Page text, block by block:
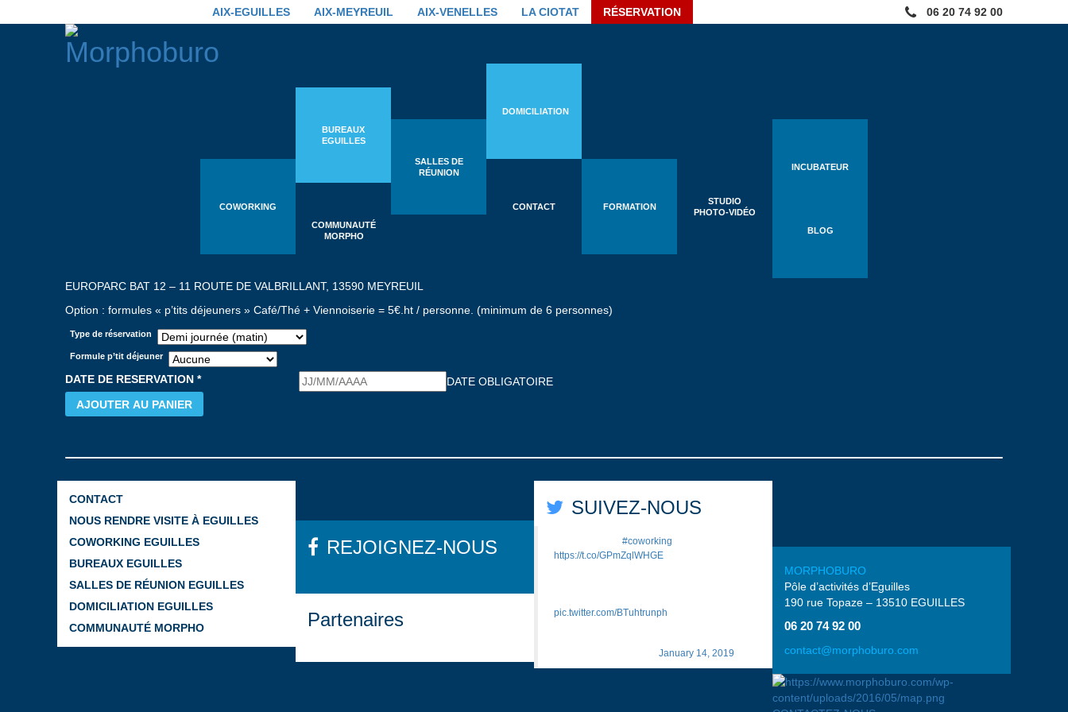
AIX-EGUILLES AIX-MEYREUIL AIX-VENELLES LA CIOTAT RÉSERVATION 06 20 74 92 00
COWORKING
BUREAUX
EGUILLES
COMMUNAUTÉ
MORPHO
SALLES DE
RÉUNION
DOMICILIATION
CONTACT FORMATION
STUDIO
PHOTO-VIDÉO
INCUBATEUR
BLOG
EUROPARC BAT 12 – 11 ROUTE DE VALBRILLANT, 13590 MEYREUIL
Option : formules « p’tits déjeuners » Café/Thé + Viennoiserie = 5€.ht / personne. (minimum de 6 personnes)
Type de réservation
Formule p’tit déjeuner
DATE DE RESERVATION *
DATE OBLIGATOIRE
AJOUTER AU PANIER
CONTACT
NOUS RENDRE VISITE À EGUILLES
COWORKING EGUILLES
BUREAUX EGUILLES
SALLES DE RÉUNION EGUILLES
DOMICILIATION EGUILLES
COMMUNAUTÉ MORPHO
REJOIGNEZ-NOUS
Partenaires
SUIVEZ-NOUS
#coworking
https://t.co/GPmZqlWHGE
pic.twitter.com/BTuhtrunph
January 14, 2019
MORPHOBURO
Pôle d’activités d’Eguilles
190 rue Topaze – 13510 EGUILLES
06 20 74 92 00
contact@morphoburo.com